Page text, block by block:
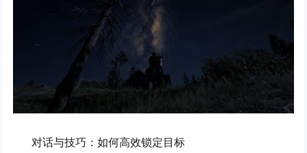
对话与技巧：如何高效锁定目标